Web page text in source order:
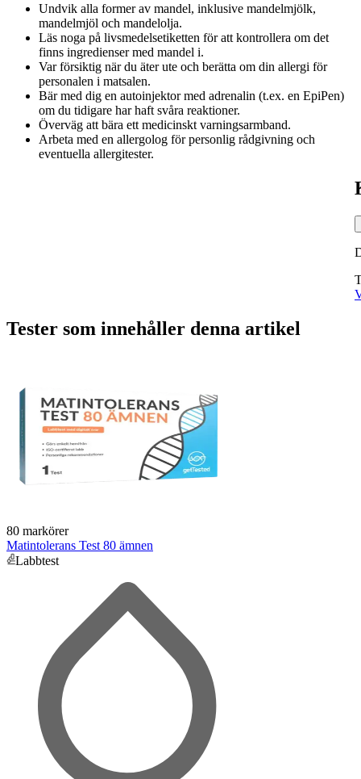
Undvik alla former av mandel, inklusive mandelmjölk,
mandelmjöl och mandelolja.
Läs noga på livsmedelsetiketten för att kontrollera om det
finns ingredienser med mandel i.
Var försiktig när du äter ute och berätta om din allergi för
personalen i matsalen.
Bär med dig en autoinjektor med adrenalin (t.ex. en EpiPen)
om du tidigare har haft svåra reaktioner.
Överväg att bära ett medicinskt varningsarmband.
Arbeta med en allergolog för personlig rådgivning och
eventuella allergitester.
Tester som innehåller denna artikel
80 markörer
Matintolerans Test 80 ämnen
Labbtest